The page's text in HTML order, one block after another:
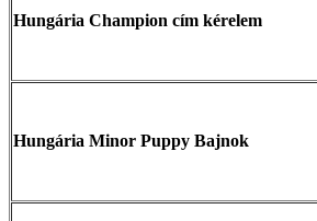
Hungária Champion cím kérelem
Hungária Minor Puppy Bajnok